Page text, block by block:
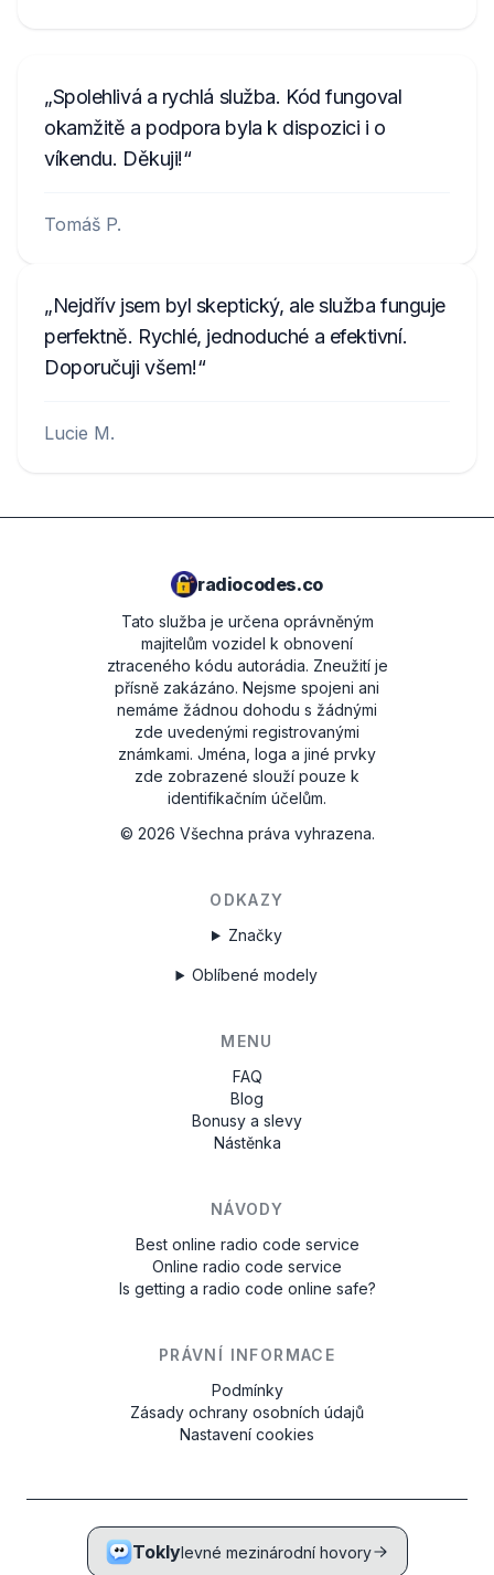
Spolehlivá a rychlá služba. Kód fungoval
okamžitě a podpora byla k dispozici i o
víkendu. Děkuji!
Tomáš P.
Nejdřív jsem byl skeptický, ale služba funguje
perfektně. Rychlé, jednoduché a efektivní.
Doporučuji všem!
Lucie M.
radiocodes.co
Tato služba je určena oprávněným
majitelům vozidel k obnovení
ztraceného kódu autorádia. Zneužití je
přísně zakázáno. Nejsme spojeni ani
nemáme žádnou dohodu s žádnými
zde uvedenými registrovanými
známkami. Jména, loga a jiné prvky
zde zobrazené slouží pouze k
identifikačním účelům.
© 2026 Všechna práva vyhrazena.
ODKAZY
Značky
Oblíbené modely
MENU
FAQ
Blog
Bonusy a slevy
Nástěnka
NÁVODY
Best online radio code service
Online radio code service
Is getting a radio code online safe?
PRÁVNÍ INFORMACE
Podmínky
Zásady ochrany osobních údajů
Nastavení cookies
Toklylevné mezinárodní hovory